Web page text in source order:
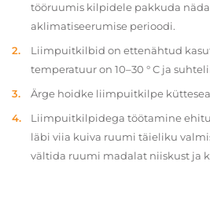
tööruumis kilpidele pakkuda
aklimatiseerumise perioodi.
Liimpuitkilbid on ettenähtud
temperatuur on 10–30 ° C ja
Ärge hoidke liimpuitkilpe
Liimpuitkilpidega töötamine
läbi viia kuiva ruumi täieliku
vältida ruumi madalat niiskust ja